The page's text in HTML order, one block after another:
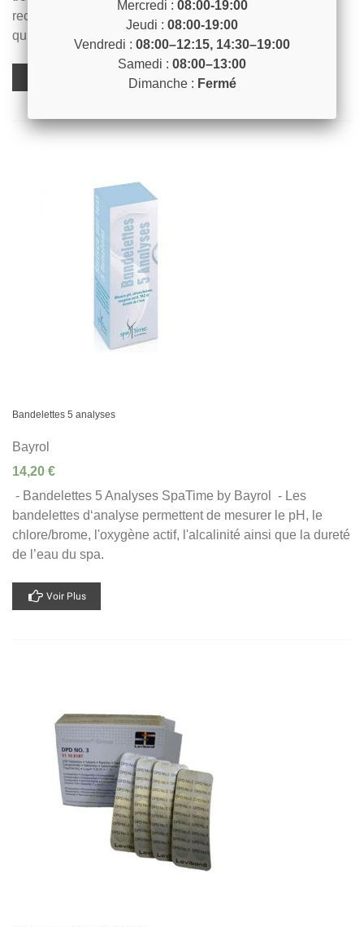
recharges pour trousse d'analyse MAREVA pH et chlore
qui vous faciliteront le contrôle de votre eau de piscine...
Bandelettes 5 analyses
Bayrol
14,20 €
- Bandelettes 5 Analyses SpaTime by Bayrol - Les
bandelettes d‘analyse permettent de mesurer le pH, le
chlore/brome, l'oxygène actif, l'alcalinité ainsi que la dureté
de l’eau du spa.
Voir Plus
Mercredi : 08:00-19:00
Jeudi : 08:00-19:00
Vendredi : 08:00–12:15, 14:30–19:00
Samedi : 08:00–13:00
Dimanche : Fermé